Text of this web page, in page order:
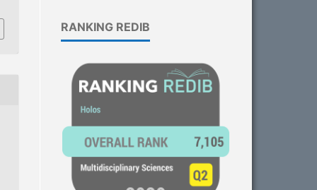
RANKING REDIB